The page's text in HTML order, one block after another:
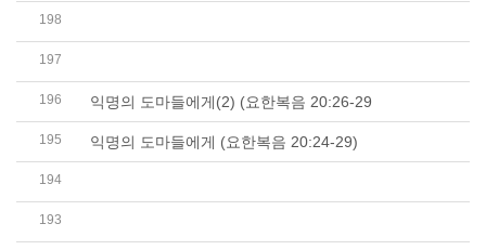
198
197
196 익명의 도마들에게(2) (요한복음 20:26-29
195 익명의 도마들에게 (요한복음 20:24-29)
194
193